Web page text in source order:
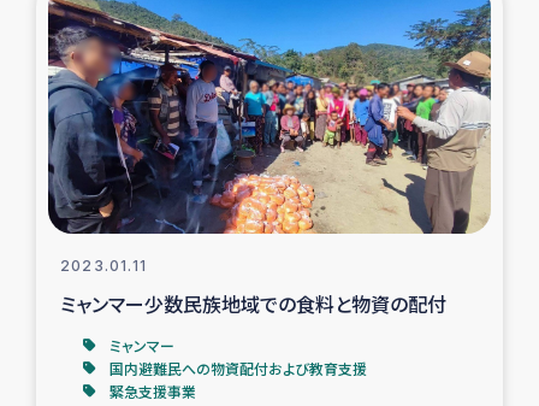
2023.01.11
ミャンマー少数民族地域での食料と物資の配付
ミャンマー
国内避難民への物資配付および教育支援
緊急支援事業